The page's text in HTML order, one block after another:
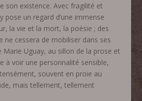
son existence. Avec fragilité et
pose un regard d’une immense
la vie et la mort, la poésie ; des
ne cessera de mobiliser dans ses
Marie Uguay, au sillon de la prose et
à voir une personnalité sensible,
souvent en proie au
mais tellement, tellement